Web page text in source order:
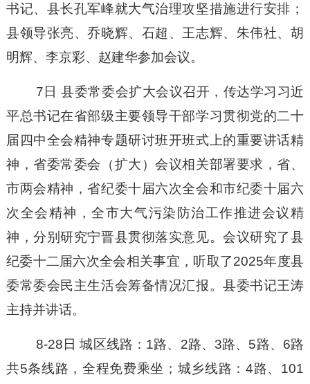
书记、县长孔军峰就大气治理攻坚措施进行安排 ；
县领导张亮、乔晓辉、石超、王志辉、朱伟社、胡
明辉、李京彩、赵建华参加会议。
7日 县委常委会扩大会议召开，传达学习习近
平总书记在省部级主要领导干部学习贯彻党的二十
届四中全会精神专题研讨班开班式上的重要讲话精
神，省委常委会（扩大）会议相关部署要求，省、
市两会精神，省纪委十届六次全会和市纪委十届六
次全会精神，全市大气污染防治工作推进会议精
神，分别研究宁晋县贯彻落实意见。会议研究了县
纪委十二届六次全会相关事宜，听取了2025年度县
委常委会民主生活会筹备情况汇报。县委书记王涛
主持并讲话。
8-28日 城区线路：1路、2路、3路、5路、6路
共5条线路，全程免费乘坐；城乡线路：4路、101